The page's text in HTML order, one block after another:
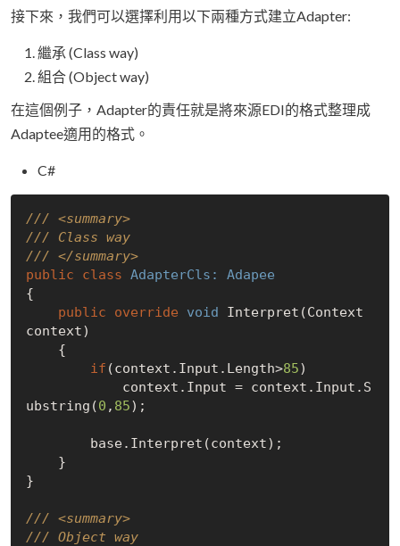
接下來，我們可以選擇利用以下兩種方式建立Adapter:
繼承 (Class way)
組合 (Object way)
在這個例子，Adapter的責任就是將來源EDI的格式整理成
Adaptee適用的格式。
C#
/// <summary>
/// Class way
/// </summary>
public
class AdapterCls: Adapee
{
public
override void Interpret(Context
context)
if (context.Input.Length>85)
ubstring(0 , 85);
}
/// <summary>
/// Object way